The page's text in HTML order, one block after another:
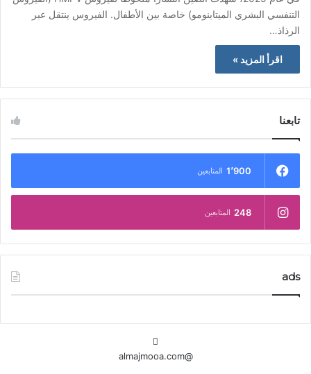
التنفسي البشري الميتابنومو) خاصة بين الأطفال. الفيروس ينتقل عبر
الرذاذ…
اقرأ المزيد »
تابعنا
1٬900 المتابعين
248 المتابعين
ads
@almajmooa.com